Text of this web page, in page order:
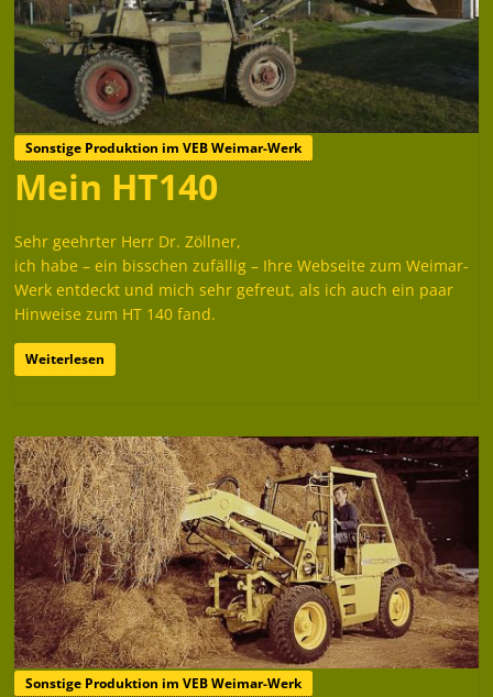
Sonstige Produktion im VEB Weimar-Werk
Mein HT140
Sehr geehrter Herr Dr. Zöllner,
ich habe – ein bisschen zufällig – Ihre Webseite zum Weimar-
Werk entdeckt und mich sehr gefreut, als ich auch ein paar
Hinweise zum HT 140 fand.
Weiterlesen
Sonstige Produktion im VEB Weimar-Werk